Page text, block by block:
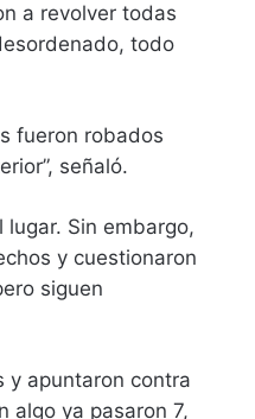
a revolver todas
todo
fueron robados
señaló.
Sin embargo,
y cuestionaron
siguen
y apuntaron contra
algo ya pasaron 7,